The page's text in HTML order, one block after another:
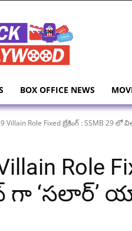
BOX OFFICE NEWS
Villain Role Fixed బ్రేకింగ్ : SSMB 29 లో
Role
‘సలార్’